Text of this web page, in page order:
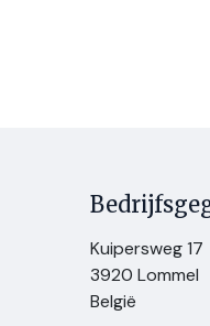
Kuipersweg 17
3920 Lommel
België